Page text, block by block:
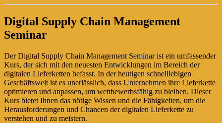
Digital Supply Chain Management
Seminar
Der Digital Supply Chain Management Seminar ist ein umfassender
Kurs, der sich mit den neuesten Entwicklungen im Bereich der
digitalen Lieferketten befasst. In der heutigen schnelllebigen
Geschäftswelt ist es unerlässlich, dass Unternehmen ihre Lieferkette
optimieren und anpassen, um wettbewerbsfähig zu bleiben. Dieser
Kurs bietet Ihnen das nötige Wissen und die Fähigkeiten, um die
Herausforderungen und Chancen der digitalen Lieferkette zu
verstehen und zu meistern.